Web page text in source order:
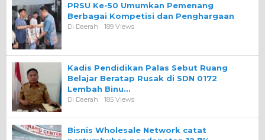
PRSU Ke-50 Umumkan Pemenang
Berbagai Kompetisi dan Penghargaan
Di Daerah 189 Views
Kadis Pendidikan Palas Sebut Ruang
Belajar Beratap Rusak di SDN 0172
Lembah Binu…
Di Daerah 185 Views
Bisnis Wholesale Network catat